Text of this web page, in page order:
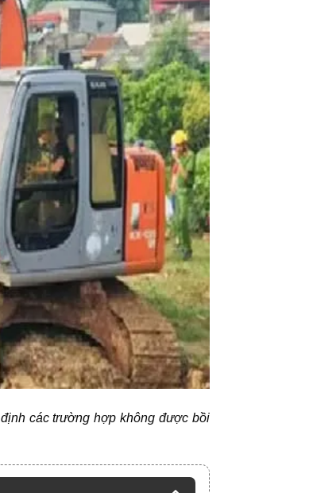
các trường hợp không được bồi